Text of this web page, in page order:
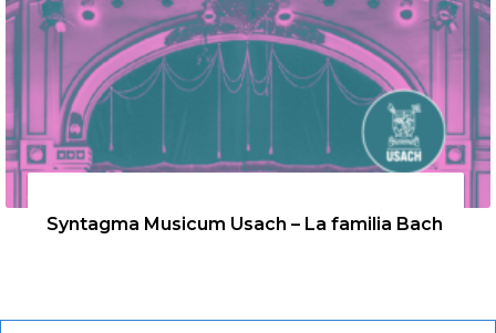
Syntagma Musicum Usach – La familia Bach